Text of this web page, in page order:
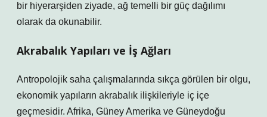
bir hiyerarşiden ziyade, ağ temelli bir güç dağılımı
olarak da okunabilir.
Akrabalık Yapıları ve İş Ağları
Antropolojik saha çalışmalarında sıkça görülen bir olgu,
ekonomik yapıların akrabalık ilişkileriyle iç içe
geçmesidir. Afrika, Güney Amerika ve Güneydoğu